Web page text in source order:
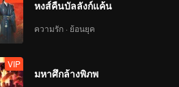
หงส์คืนบัลลังก์แค้น
ความรัก · ย้อนยุค
VIP
มหาศึกล้างพิภพ